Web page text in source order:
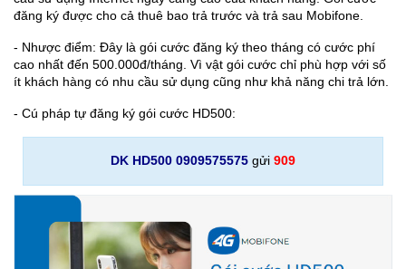
đăng ký được cho cả thuê bao trả trước và trả sau Mobifone.
- Nhược điểm: Đây là gói cước đăng ký theo tháng có cước phí
cao nhất đến 500.000đ/tháng. Vì vật gói cước chỉ phù hợp với số
ít khách hàng có nhu cầu sử dụng cũng như khả năng chi trả lớn.
- Cú pháp tự đăng ký gói cước HD500:
DK HD500 0909575575 gửi 909